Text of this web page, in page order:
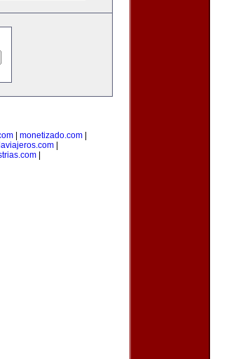
| monetizado.com|
|